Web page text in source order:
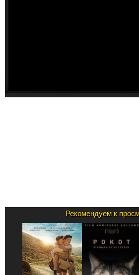
Рекомендуем к